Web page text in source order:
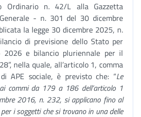
Ordinario n. 42/L alla Gazzetta
- n. 301 del 30 dicembre
la legge 30 dicembre 2025, n.
di previsione dello Stato per
2026 e bilancio pluriennale per il
nella quale, all’articolo 1, comma
APE sociale, è previsto che: “Le
commi da 179 a 186 dell’articolo 1
2016, n. 232, si applicano fino al
i soggetti che si trovano in una delle